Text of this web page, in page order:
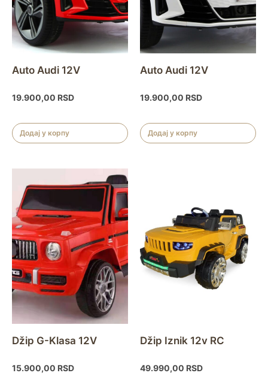
Auto Audi 12V
19.900,00 RSD
Додај у корпу
Auto Audi 12V
19.900,00 RSD
Додај у корпу
Džip G-Klasa 12V
15.900,00 RSD
Džip Iznik 12v RC
49.990,00 RSD